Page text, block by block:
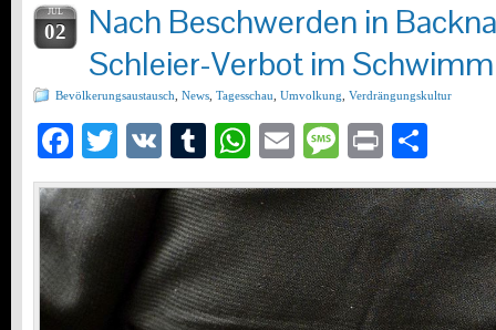
JUL
02
Nach Beschwerden in
Schleier-Verbot im
Bevölkerungsaustausch News Tagesschau Umvolkung Verdrängungskultur
Facebook
Twitter
VK Tumblr
WhatsApp
EmailMessage
Print